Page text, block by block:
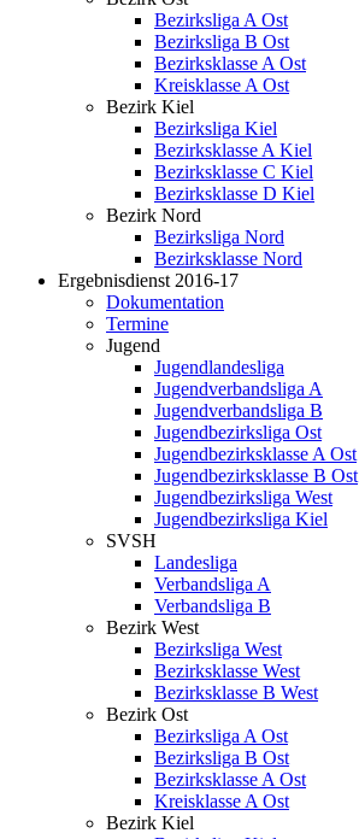
Bezirksliga A Ost
Bezirksliga B Ost
Bezirksklasse A Ost
Kreisklasse A Ost
Bezirk Kiel
Bezirksliga Kiel
Bezirksklasse A Kiel
Bezirksklasse C Kiel
Bezirksklasse D Kiel
Bezirk Nord
Bezirksliga Nord
Bezirksklasse Nord
Ergebnisdienst 2016-17
Dokumentation
Termine
Jugend
Jugendlandesliga
Jugendverbandsliga A
Jugendverbandsliga B
Jugendbezirksliga Ost
Jugendbezirksklasse A Ost
Jugendbezirksklasse B Ost
Jugendbezirksliga West
Jugendbezirksliga Kiel
SVSH
Landesliga
Verbandsliga A
Verbandsliga B
Bezirk West
Bezirksliga West
Bezirksklasse West
Bezirksklasse B West
Bezirk Ost
Bezirksliga A Ost
Bezirksliga B Ost
Bezirksklasse A Ost
Kreisklasse A Ost
Bezirk Kiel